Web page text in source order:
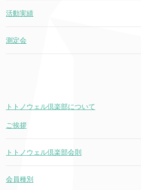
活動実績
測定会
トトノウェル倶楽部について
ご挨拶
トトノウェル倶楽部会則
会員種別